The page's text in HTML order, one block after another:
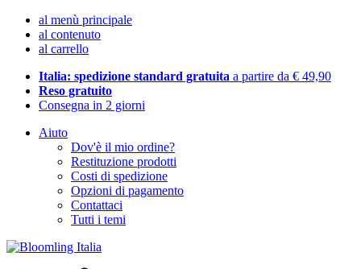
al menù principale
al contenuto
al carrello
Italia: spedizione standard gratuita a partire da € 49,90
Reso gratuito
Consegna in 2 giorni
Aiuto
Dov'è il mio ordine?
Restituzione prodotti
Costi di spedizione
Opzioni di pagamento
Contattaci
Tutti i temi